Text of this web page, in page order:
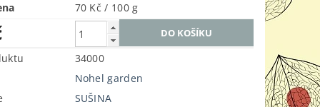
70 Kč / 100 g
34000
Nohel garden
SUŠINA